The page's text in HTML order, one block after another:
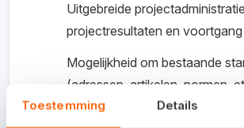
Toestemming Details
Uitgebreide
projectresultaten en voortgang
Mogelijkheid om bestaande
(adressen, artikelen, normen,
huidige programma te